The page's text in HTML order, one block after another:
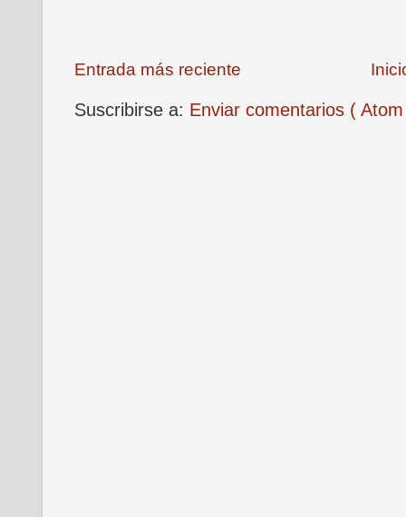
Entrada más reciente
Suscribirse a: Enviar comentarios (